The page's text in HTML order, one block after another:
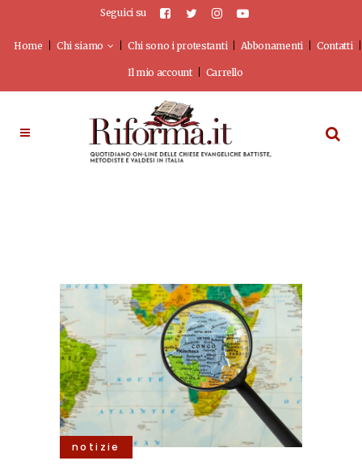
Seguici su
Home Chi siamo Chi sono i protestanti Abbonamenti Contatti
Il mio account Carrello
notizie